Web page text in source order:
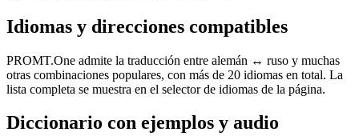
Idiomas y direcciones compatibles
PROMT.One admite la traducción entre alemán ↔ ruso y muchas
otras combinaciones populares, con más de 20 idiomas en total. La
lista completa se muestra en el selector de idiomas de la página.
Diccionario con ejemplos y audio